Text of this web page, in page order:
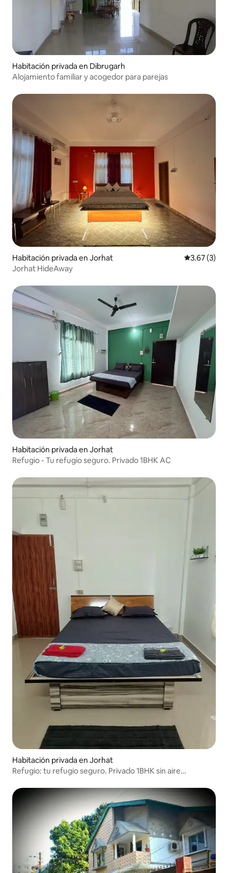
Habitación privada en Dibrugarh
Alojamiento familiar y acogedor para parejas
Habitación privada en Jorhat Calificación
3.67 (3)
Jorhat HideAway
Habitación privada en Jorhat
Refugio - Tu refugio seguro. Privado 1BHK AC
Habitación privada en Jorhat
Refugio: tu refugio seguro. Privado 1BHK sin aire